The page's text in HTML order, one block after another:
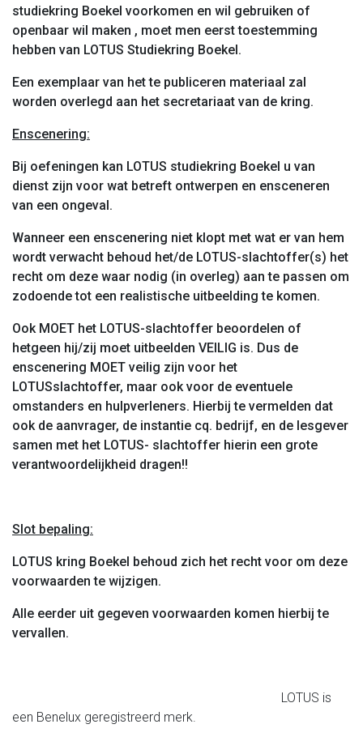
studiekring Boekel voorkomen en wil gebruiken of
openbaar wil maken , moet men eerst toestemming
hebben van LOTUS Studiekring Boekel.
Een exemplaar van het te publiceren materiaal zal
worden overlegd aan het secretariaat van de kring.
Enscenering:
Bij oefeningen kan LOTUS studiekring Boekel u van
dienst zijn voor wat betreft ontwerpen en ensceneren
van een ongeval.
Wanneer een enscenering niet klopt met wat er van hem
wordt verwacht behoud het/de LOTUS-slachtoffer(s) het
recht om deze waar nodig (in overleg) aan te passen om
zodoende tot een realistische uitbeelding te komen.
Ook MOET het LOTUS-slachtoffer beoordelen of
hetgeen hij/zij moet uitbeelden VEILIG is. Dus de
enscenering MOET veilig zijn voor het
LOTUSslachtoffer, maar ook voor de eventuele
omstanders en hulpverleners. Hierbij te vermelden dat
ook de aanvrager, de instantie cq. bedrijf, en de lesgever
samen met het LOTUS- slachtoffer hierin een grote
verantwoordelijkheid dragen!!
Slot bepaling:
LOTUS kring Boekel behoud zich het recht voor om deze
voorwaarden te wijzigen.
Alle eerder uit gegeven voorwaarden komen hierbij te
vervallen.
LOTUS is
een Benelux geregistreerd merk.